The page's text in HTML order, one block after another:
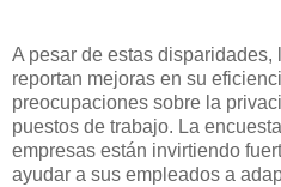
A pesar de estas
reportan mejoras en su
preocupaciones sobre la
puestos de trabajo. La
empresas están invirtiendo
ayudar a sus empleados a